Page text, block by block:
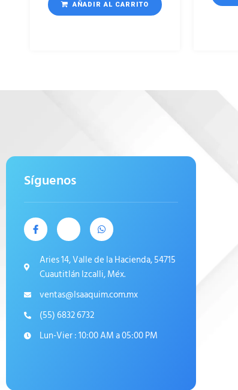
AÑADIR AL CARRITO
Síguenos
Aries 14, Valle de la Hacienda, 54715
Cuautitlán Izcalli, Méx.
ventas@Isaaquim.com.mx
(55) 6832 6732
Lun-Vier : 10:00 AM a 05:00 PM